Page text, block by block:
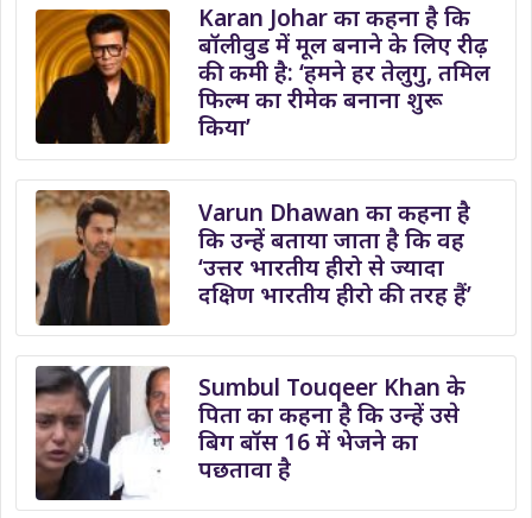
Karan Johar का कहना है कि
बॉलीवुड में मूल बनाने के लिए रीढ़
की कमी है: ‘हमने हर तेलुगु, तमिल
फिल्म का रीमेक बनाना शुरू
किया’
Varun Dhawan का कहना है
कि उन्हें बताया जाता है कि वह
‘उत्तर भारतीय हीरो से ज्यादा
दक्षिण भारतीय हीरो की तरह हैं’
Sumbul Touqeer Khan के
पिता का कहना है कि उन्हें उसे
बिग बॉस 16 में भेजने का
पछतावा है